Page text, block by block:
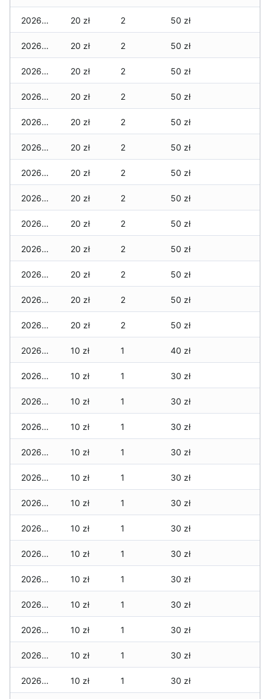
2026-02-11 20 zł 2 50 zł
2026-02-10 20 zł 2 50 zł
2026-02-09 20 zł 2 50 zł
2026-02-08 20 zł 2 50 zł
2026-02-07 20 zł 2 50 zł
2026-02-06 20 zł 2 50 zł
2026-02-05 20 zł 2 50 zł
2026-02-04 20 zł 2 50 zł
2026-02-03 20 zł 2 50 zł
2026-02-02 20 zł 2 50 zł
2026-02-01 20 zł 2 50 zł
2026-01-31 20 zł 2 50 zł
2026-01-30 20 zł 2 50 zł
2026-01-29 10 zł 1 40 zł
2026-01-28 10 zł 1 30 zł
2026-01-27 10 zł 1 30 zł
2026-01-26 10 zł 1 30 zł
2026-01-25 10 zł 1 30 zł
2026-01-24 10 zł 1 30 zł
2026-01-23 10 zł 1 30 zł
2026-01-22 10 zł 1 30 zł
2026-01-21 10 zł 1 30 zł
2026-01-20 10 zł 1 30 zł
2026-01-19 10 zł 1 30 zł
2026-01-18 10 zł 1 30 zł
2026-01-17 10 zł 1 30 zł
2026-01-16 10 zł 1 30 zł